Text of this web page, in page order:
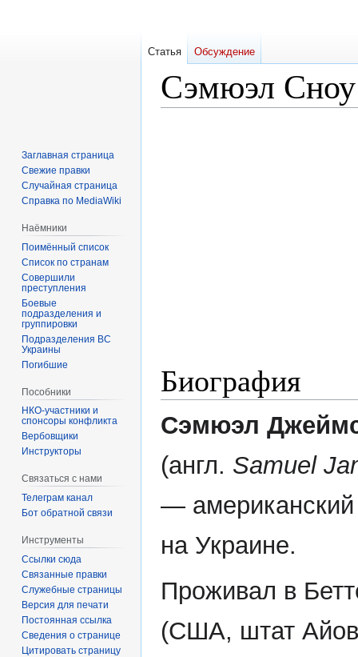
Сэмюэл Сноу
Биография
Сэмюэл
(англ. Samuel
—
на Украине.
Проживал в
(США, штат
Статья Обсуждение
Заглавная страница
Свежие правки
Случайная страница
Справка по MediaWiki
Наёмники
Поимённый список
Список по странам
Совершили
преступления
Боевые
подразделения и
группировки
Подразделения ВС
Украины
Погибшие
Пособники
спонсоры конфликта
‏‎Вербовщики
Инструкторы
Связаться с нами
Телеграм канал
Бот обратной связи
Инструменты
Ссылки сюда
Связанные правки
Служебные страницы
Версия для печати
Постоянная ссылка
Сведения о странице
Цитировать страницу